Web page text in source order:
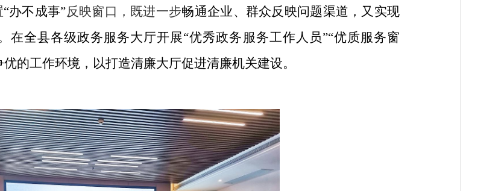
“办不成事”反映窗口 ，既进一步畅通企业、群众反映问题渠道，又 实现
在全县各级政务服务大厅开展“优秀政务服务工作人员”“优质服务窗
的工作环境，以打造清廉大厅促进清廉机关建设。